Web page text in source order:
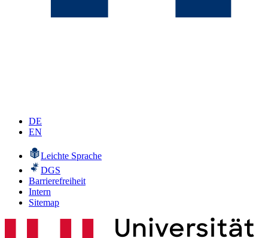
DE
EN
Leichte Sprache
DGS
Barrierefreiheit
Intern
Sitemap